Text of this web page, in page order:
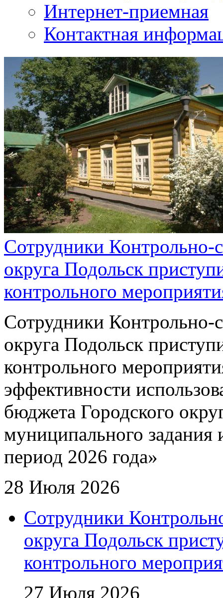
Интернет-приемная
Контактная
Сотрудники Контрольно-
округа Подольск
контрольного
Сотрудники Контрольно-
округа Подольск
контрольного
эффективности
бюджета Городского
муниципального
период 2026 года»
28 Июля 2026
Сотрудники
округа Подольск
контрольного
27 Июля 2026